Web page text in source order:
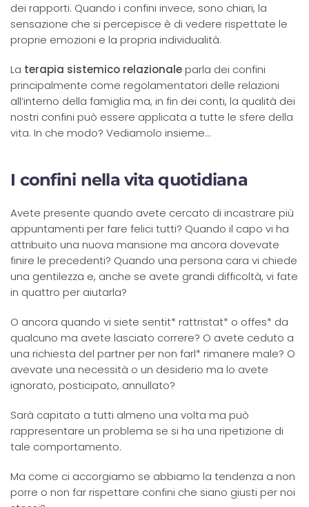
dei rapporti. Quando i confini invece, sono chiari, la
sensazione che si percepisce è di vedere rispettate le
proprie emozioni e la propria individualità.
La terapia sistemico relazionaleparla dei confini
principalmente come regolamentatori delle relazioni
all’interno della famiglia ma, in fin dei conti, la qualità dei
nostri confini può essere applicata a tutte le sfere della
vita. In che modo? Vediamolo insieme…
I confini nella vita quotidiana
Avete presente quando avete cercato di incastrare più
appuntamenti per fare felici tutti? Quando il capo vi ha
attribuito una nuova mansione ma ancora dovevate
finire le precedenti? Quando una persona cara vi chiede
una gentilezza e, anche se avete grandi difficoltà, vi fate
in quattro per aiutarla?
O ancora quando vi siete sentit* rattristat* o offes* da
qualcuno ma avete lasciato correre? O avete ceduto a
una richiesta del partner per non farl* rimanere male? O
avevate una necessità o un desiderio ma lo avete
ignorato, posticipato, annullato?
Sarà capitato a tutti almeno una volta ma può
rappresentare un problema se si ha una ripetizione di
tale comportamento.
Ma come ci accorgiamo se abbiamo la tendenza a non
porre o non far rispettare confini che siano giusti per noi